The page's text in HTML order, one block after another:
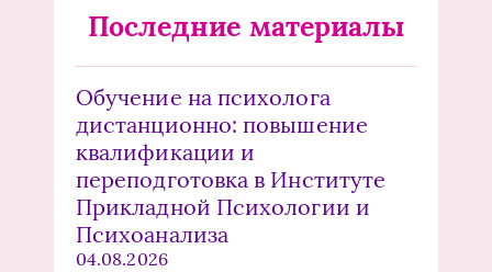
Последние материалы
Обучение на психолога
дистанционно: повышение
квалификации и
переподготовка в Институте
Прикладной Психологии и
Психоанализа
04.08.2026